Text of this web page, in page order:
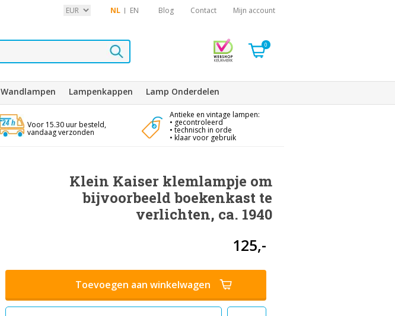
NL EN Blog Contact Mijn account
0
Wandlampen Lampenkappen Lamp Onderdelen
Voor 15.30 uur besteld,
vandaag verzonden
Antieke en vintage lampen:
• gecontroleerd
• technisch in orde
• klaar voor gebruik
Klein Kaiser klemlampje om
bijvoorbeeld boekenkast te
verlichten, ca. 1940
125,-
Toevoegen aan winkelwagen